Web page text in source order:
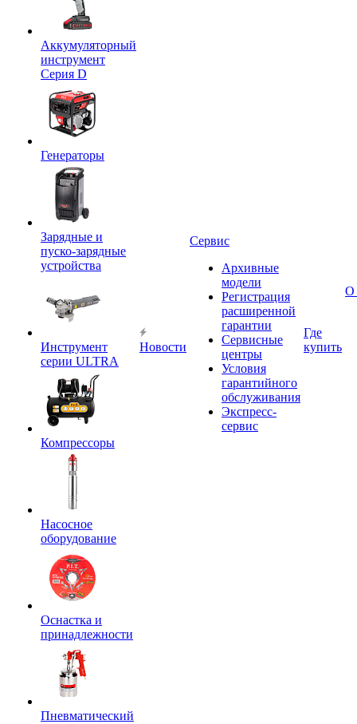
Аккумуляторный
инструмент
Серия D
Генераторы
Зарядные и
пуско-зарядные
устройства
Инструмент
серии ULTRA
Компрессоры
Насосное
оборудование
Оснастка и
принадлежности
Пневматический
Новости
Сервис
Архивные
модели
Регистрация
расширенной
гарантии
Сервисные
центры
Условия
гарантийного
обслуживания
Экспресс-
сервис
Где
купить
О